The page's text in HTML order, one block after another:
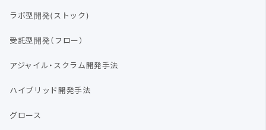
ラボ型開発(ストック)
受託型開発（フロー）
アジャイル・スクラム開発手法
ハイブリッド開発手法
グロース